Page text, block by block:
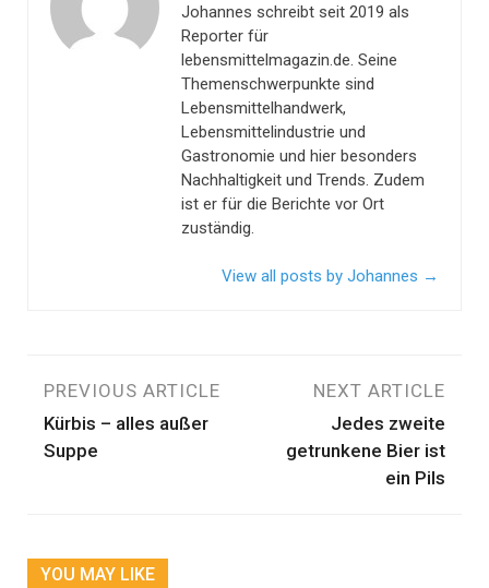
Johannes schreibt seit 2019 als
Reporter für
lebensmittelmagazin.de. Seine
Themenschwerpunkte sind
Lebensmittelhandwerk,
Lebensmittelindustrie und
Gastronomie und hier besonders
Nachhaltigkeit und Trends. Zudem
ist er für die Berichte vor Ort
zuständig.
View all posts by Johannes →
Beitragsnavigation
PREVIOUS ARTICLE
Kürbis – alles außer
Suppe
NEXT ARTICLE
Jedes zweite
getrunkene Bier ist
ein Pils
YOU MAY LIKE